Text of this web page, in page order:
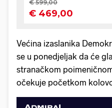
Većina izaslanika
se u ponedjeljak da će
stranačkom
očekuje početkom